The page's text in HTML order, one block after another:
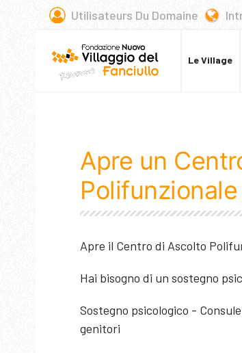
Utilisateurs Du Domaine
Le Village
Apre un
Apre il Centro di Ascolto
Hai bisogno di un sostegno
Sostegno psicologico -
genitori